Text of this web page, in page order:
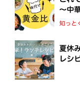
～中
知っと
夏休
レシ